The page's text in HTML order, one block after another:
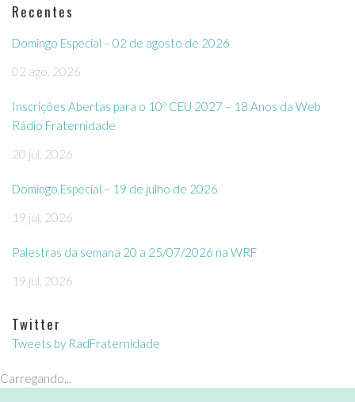
Recentes
Domingo Especial – 02 de agosto de 2026
02 ago, 2026
Inscrições Abertas para o 10º CEU 2027 – 18 Anos da Web
Rádio Fraternidade
20 jul, 2026
Domingo Especial – 19 de julho de 2026
19 jul, 2026
Palestras da semana 20 a 25/07/2026 na WRF
19 jul, 2026
Twitter
Tweets by RadFraternidade
Carregando...